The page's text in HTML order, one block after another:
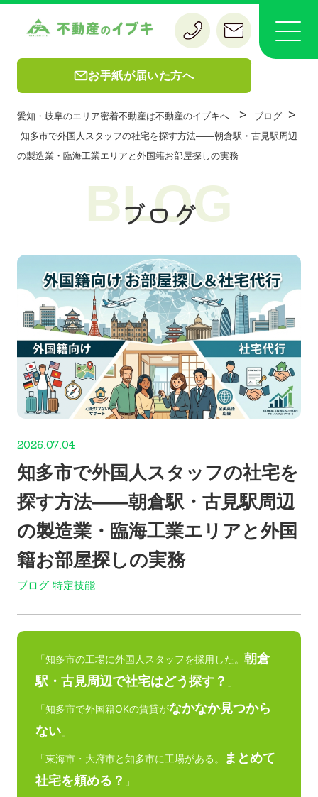
お手紙が届いた方へ
愛知・岐阜のエリア密着不動産は不動産のイブキへ > ブログ >
知多市で外国人スタッフの社宅を探す方法——朝倉駅・古見駅周辺
の製造業・臨海工業エリアと外国籍お部屋探しの実務
ブログ
BLOG
2026.07.04
知多市で外国人スタッフの社宅を
探す方法——朝倉駅・古見駅周辺
の製造業・臨海工業エリアと外国
籍お部屋探しの実務
ブログ 特定技能
「知多市の工場に外国人スタッフを採用した。朝倉
駅・古見周辺で社宅はどう探す？ 」
「知多市で外国籍OKの賃貸がなかなか見つから
ない 」
「東海市・大府市と知多市に工場がある。
まとめて
社宅を頼める？ 」